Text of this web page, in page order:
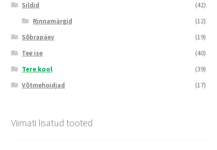
Sildid
(42)
Rinnamärgid
(12)
Sõbrapäev
(19)
Tee ise
(40)
Tere kool
(39)
Võtmehoidjad
(17)
Viimati lisatud tooted